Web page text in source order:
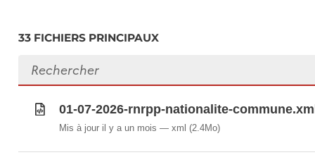
33 FICHIERS PRINCIPAUX
Rechercher des fichiers
01-07-2026-rnrpp-nationalite-commune.xml
Mis à jour il y a un mois xml(2.4Mo)